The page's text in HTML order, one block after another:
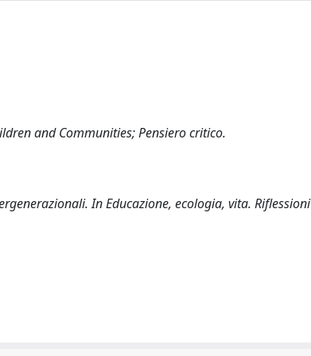
and Communities; Pensiero critico.
In Educazione, ecologia, vita.